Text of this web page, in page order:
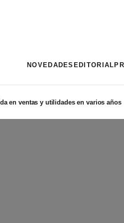
NOVEDADES EDITORIAL
en ventas y utilidades en varios años